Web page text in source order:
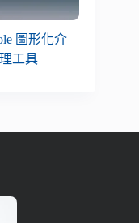
圖形化介
工具